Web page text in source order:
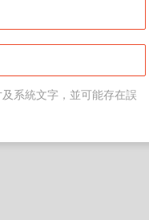
系統文字，並可能存在誤